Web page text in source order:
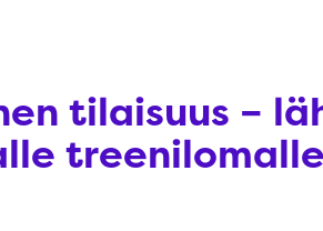
tilaisuus –